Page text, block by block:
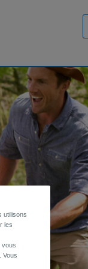
utilisons
les
vous
Vous